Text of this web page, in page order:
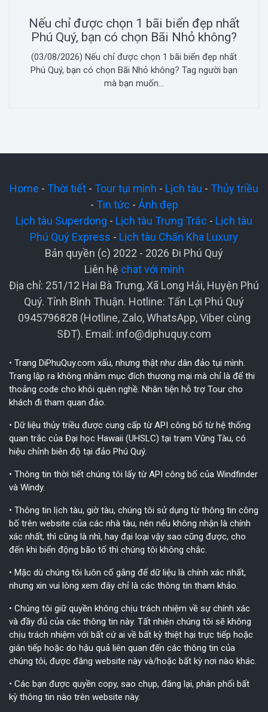
Nếu chỉ được chọn 1 bãi biển đẹp nhất
Phú Quý, bạn có chọn Bãi Nhỏ không?
(03/08/2026) Nếu chỉ được chọn 1 bãi biển đẹp nhất
Phú Quý, bạn có chọn Bãi Nhỏ không? Tag người bạn
mà bạn muốn...
Home - Thời tiết - Tour tụi mình - Lịch tàu - Thủy triều
- Tin tức - Ảnh đẹp
Lịch tàu Superdong - Lịch tàu Trưng Trắc - Lịch tàu
Phú Quý Express - Lịch tàu Chấn Kha Luxury
Bản quyền (c) 2022 - 2026 Đi Phú Quý
Liên hệ chat với mình
Địa chỉ: 251/12 Hai Bà Trưng, Xã Long Hải, Huyện Phú
Quý. Tỉnh Bình Thuận. Hotline: Tấn Lợi Phú Quý
0945796828 (Hotline, Zalo, WhatsApp, Viber cùng
SĐT). Email: info@diphuquy.com
• Trang DiPhuQuy.com xấu, nhưng thật như dân đảo tụi mình.
Trang lập ra không nhằm mục đích thương mại mà chỉ là để thi
thoảng code cho khỏi quên nghề. Nhân tiện hỗ trợ Tour cho
khách đi tham quan đảo.
• Dữ liệu thủy triều được cung cấp từ API công bố từ hệ thống
quan trắc của Đại học Hawaii (UHSLC) tại trạm Vũng Tàu, có
hiệu chỉnh biên độ tại đảo Phú Quý.
• Thông tin thời tiết chúng tôi lấy từ API công bố của Windfinder
và Windy.
• Thông tin lịch tàu, giờ tàu, chúng tôi sử dụng từ thông tin công
bố trên website của các nhà tàu, nên nếu không nhận là chính
xác nhất, thì cũng là nhì, hay đại loại vậy sao cũng được, cho
đến khi biển động bão tố thì chúng tôi không chắc.
• Mặc dù chúng tôi luôn cố gắng để dữ liệu là chính xác nhất,
nhưng xin vui lòng xem đây chỉ là các thông tin tham khảo.
• Chúng tôi giữ quyền không chịu trách nhiệm về sự chính xác
và đầy đủ của các thông tin này. Tất nhiên chúng tôi sẽ không
chịu trách nhiệm với bất cứ ai về bất kỳ thiệt hại trực tiếp hoặc
gián tiếp hoặc do hậu quả liên quan đến các thông tin của
chúng tôi, được đăng website này và/hoặc bất kỳ nơi nào khác.
• Các bạn được quyền copy, sao chụp, đăng lại, phân phối bất
kỳ thông tin nào trên website này.